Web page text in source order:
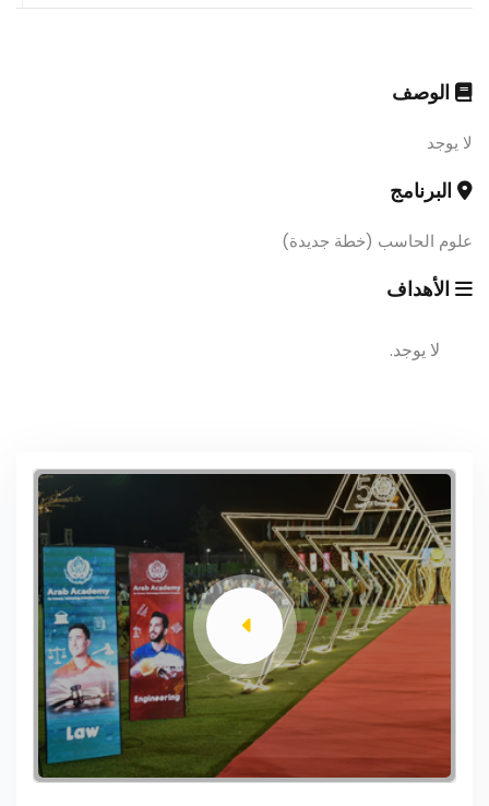
الوصف
لا يوجد
البرنامج
علوم الحاسب (خطة جديدة)
الأهداف
لا يوجد.